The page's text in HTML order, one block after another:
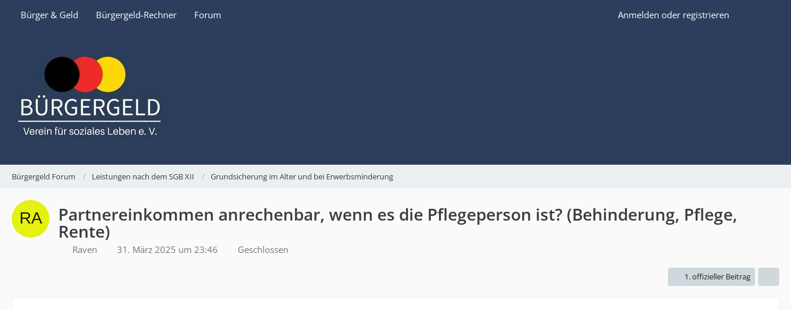
Bürger & Geld Bürgergeld-Rechner Forum Anmelden oder registrieren
Bürgergeld Forum Leistungen nach dem SGB XII Grundsicherung im Alter und bei Erwerbsminderung
Partnereinkommen anrechenbar, wenn es die Pflegeperson ist? (Behinderung, Pflege,
Rente)
Raven 31. März 2025 um 23:46 Geschlossen
1. offizieller Beitrag